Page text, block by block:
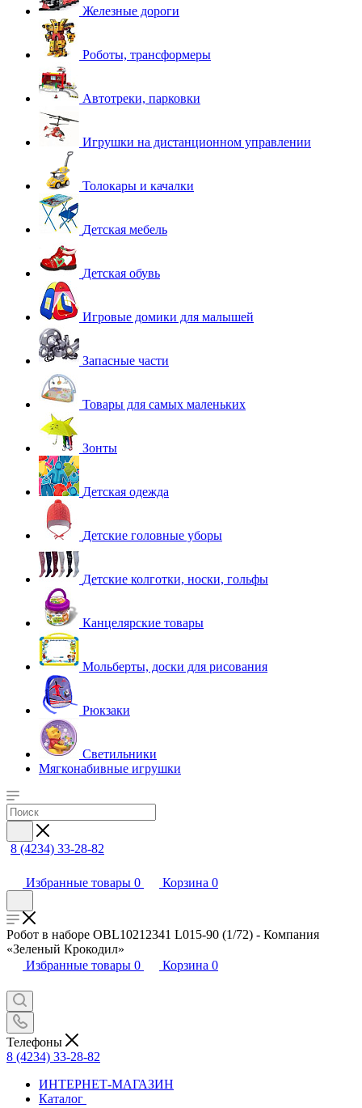
Железные дороги
Роботы, трансформеры
Автотреки, парковки
Игрушки на дистанционном управлении
Толокары и качалки
Детская мебель
Детская обувь
Игровые домики для малышей
Запасные части
Товары для самых маленьких
Зонты
Детская одежда
Детские головные уборы
Детские колготки, носки, гольфы
Канцелярские товары
Мольберты, доски для рисования
Рюкзаки
Светильники
Мягконабивные игрушки
8 (4234) 33-28-82
Избранные товары 0 Корзина 0
Робот в наборе OBL10212341 L015-90 (1/72) - Компания
«Зеленый Крокодил»
Избранные товары 0 Корзина 0
Телефоны
8 (4234) 33-28-82
ИНТЕРНЕТ-МАГАЗИН
Каталог